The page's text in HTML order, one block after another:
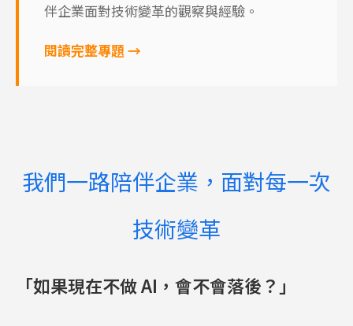
伴企業面對技術變革的觀察與經驗。
閱讀完整專題 →
我們一路陪伴企業，面對每一次
技術變革
「如果現在不做 AI，會不會落後？」